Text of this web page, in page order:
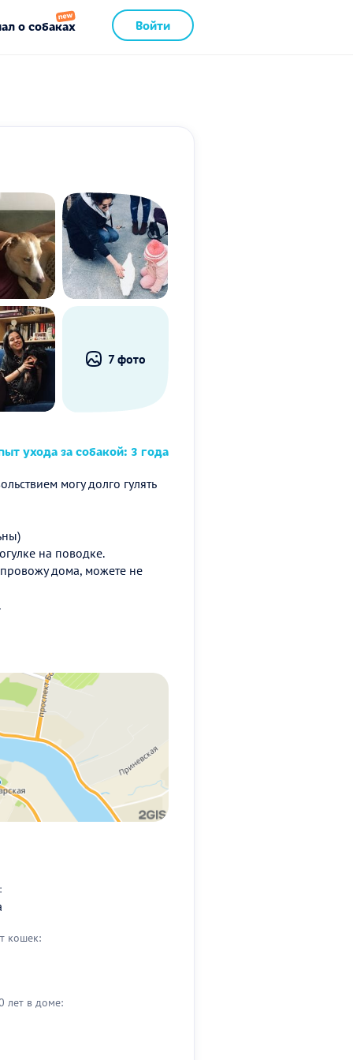
Войти
о собаках
7 фото
ухода за собакой: 3 года
могу долго гулять
на поводке.
дома, можете не
кошек:
лет в доме: